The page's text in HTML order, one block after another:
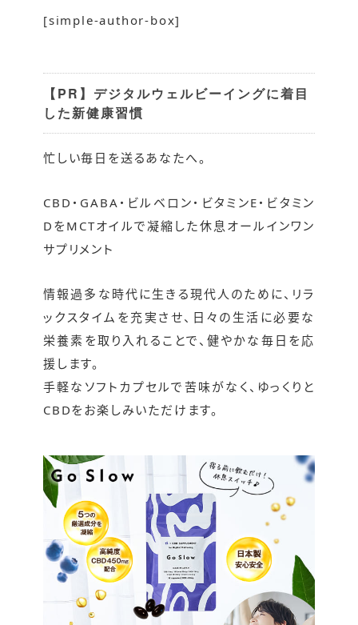
[simple-author-box]
【PR】デジタルウェルビーイングに着目
した新健康習慣
忙しい毎日を送るあなたへ。
CBD・GABA・ビルベロン・ビタミンE・ビタミン
DをMCTオイルで凝縮した休息オールインワン
サプリメント
情報過多な時代に生きる現代人のために、リラ
ックスタイムを充実させ、日々の生活に必要な
栄養素を取り入れることで、健やかな毎日を応
援します。
手軽なソフトカプセルで苦味がなく、ゆっくりと
CBDをお楽しみいただけます。